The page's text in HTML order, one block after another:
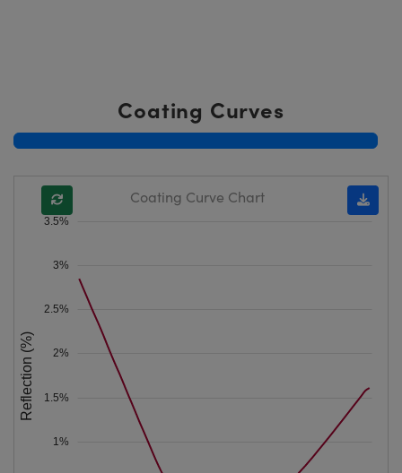
Coating Curves
1%
1.5%
2%
2.5%
3%
3.5%
Reflection (%)
Coating Curve Chart